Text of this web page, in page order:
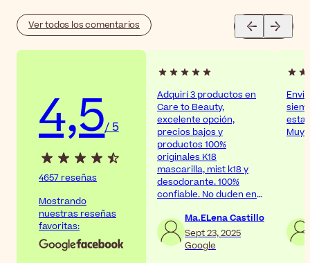
Ver todos los comentarios
4,5/ 5
4657 reseñas
Mostrando
nuestras reseñas
favoritas:
Adquirí 3 productos en
Care to Beauty,
excelente opción,
precios bajos y
productos 100%
originales K18
mascarilla, mist k18 y
desodorante. 100%
confiable. No duden en
Ma.ELena Castillo
Sept 23, 2025
Google
Muy